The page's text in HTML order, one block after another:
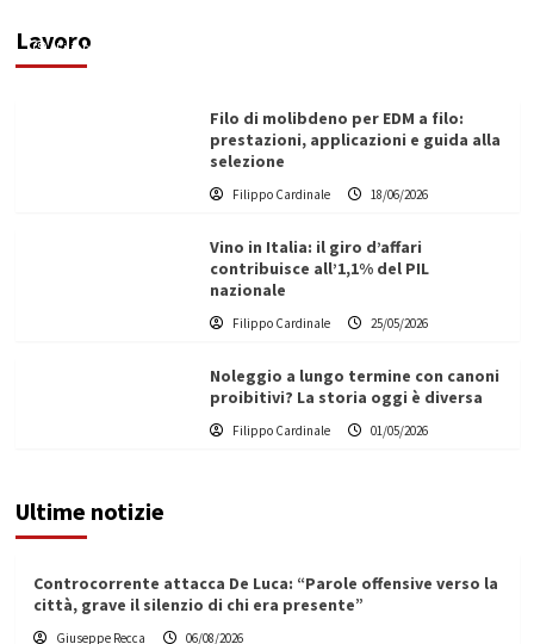
LavoroFilippo Cardinale
Filo di molibdeno per EDM a filo:
prestazioni, applicazioni e guida alla
selezione
Filippo Cardinale 18/06/2026
Vino in Italia: il giro d’affari
contribuisce all’1,1% del PIL
nazionale
Filippo Cardinale 25/05/2026
Noleggio a lungo termine con canoni
proibitivi? La storia oggi è diversa
Filippo Cardinale 01/05/2026
Ultime notizie
Controcorrente attacca De Luca: “Parole offensive verso la
città, grave il silenzio di chi era presente”
Giuseppe Recca 06/08/2026